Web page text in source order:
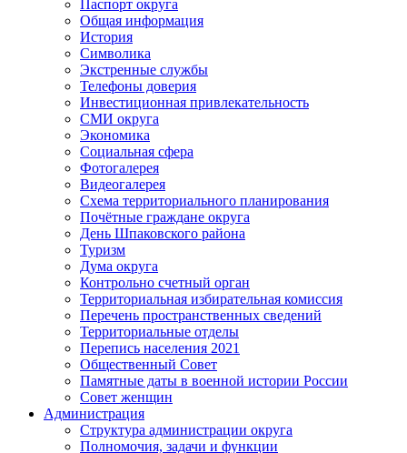
Паспорт округа
Общая информация
История
Символика
Экстренные службы
Телефоны доверия
Инвестиционная привлекательность
СМИ округа
Экономика
Социальная сфера
Фотогалерея
Видеогалерея
Схема территориального планирования
Почётные граждане округа
День Шпаковского района
Туризм
Дума округа
Контрольно счетный орган
Территориальная избирательная комиссия
Перечень пространственных сведений
Территориальные отделы
Перепись населения 2021
Общественный Совет
Памятные даты в военной истории России
Совет женщин
Администрация
Структура администрации округа
Полномочия, задачи и функции